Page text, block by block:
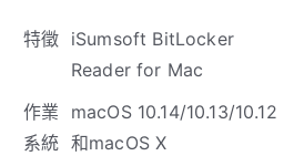
特徵 iSumsoft BitLocker
Reader for Mac
作業
系統
macOS 10.14/10.13/10.12
和macOS X